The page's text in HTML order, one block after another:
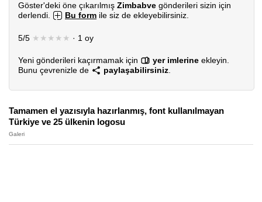
Göster'deki öne çıkarılmış Zimbabve gönderileri sizin için
derlendi.
Bu form ile siz de ekleyebilirsiniz.
5/5 ★★★★★ · 1 oy
Yeni gönderileri kaçırmamak için yer imlerine ekleyin.
Bunu çevrenizle de
paylaşabilirsiniz
Tamamen el yazısıyla hazırlanmış, font kullanılmayan
Türkiye ve 25 ülkenin logosu
Galeri